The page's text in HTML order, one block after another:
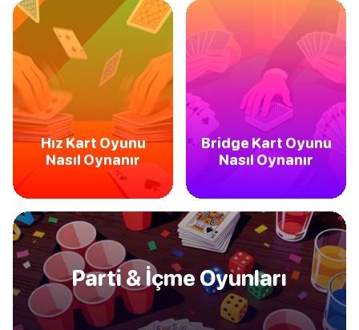
Hız Kart Oyunu
Nasıl Oynanır
Bridge Kart Oyunu
Nasıl Oynanır
Parti & İçme Oyunları